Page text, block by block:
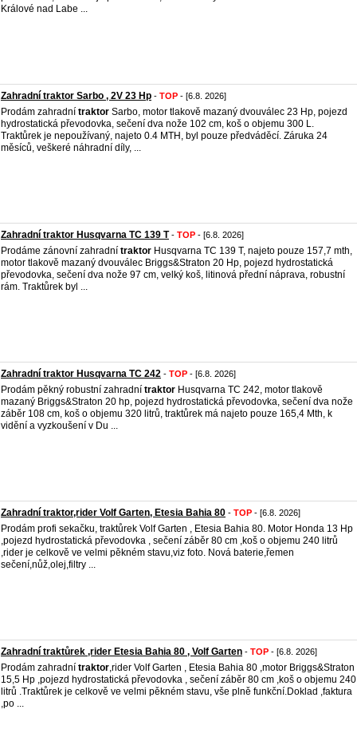
Králové nad Labe ...
Zahradní traktor Sarbo , 2V 23 Hp - TOP - [6.8. 2026]
Prodám zahradní traktor Sarbo, motor tlakově mazaný dvouválec 23 Hp, pojezd
hydrostatická převodovka, sečení dva nože 102 cm, koš o objemu 300 L.
Traktůrek je nepoužívaný, najeto 0.4 MTH, byl pouze předváděcí. Záruka 24
měsíců, veškeré náhradní díly, ...
Zahradní traktor Husqvarna TC 139 T- TOP - [6.8. 2026]
Prodáme zánovní zahradní traktor Husqvarna TC 139 T, najeto pouze 157,7 mth,
motor tlakově mazaný dvouválec Briggs&Straton 20 Hp, pojezd hydrostatická
převodovka, sečení dva nože 97 cm, velký koš, litinová přední náprava, robustní
rám. Traktůrek byl ...
Zahradní traktor Husqvarna TC 242 - TOP - [6.8. 2026]
Prodám pěkný robustní zahradní traktor Husqvarna TC 242, motor tlakově
mazaný Briggs&Straton 20 hp, pojezd hydrostatická převodovka, sečení dva nože
záběr 108 cm, koš o objemu 320 litrů, traktůrek má najeto pouze 165,4 Mth, k
vidění a vyzkoušení v Du ...
Zahradní traktor,rider Volf Garten, Etesia Bahia 80 - TOP - [6.8. 2026]
Prodám profi sekačku, traktůrek Volf Garten , Etesia Bahia 80. Motor Honda 13 Hp
,pojezd hydrostatická převodovka , sečení záběr 80 cm ,koš o objemu 240 litrů
,rider je celkově ve velmi pěkném stavu,viz foto. Nová baterie,řemen
sečení,nůž,olej,filtry ...
Zahradní traktůrek ,rider Etesia Bahia 80 , Volf Garten - TOP - [6.8. 2026]
Prodám zahradní traktor,rider Volf Garten , Etesia Bahia 80 ,motor Briggs&Straton
15,5 Hp ,pojezd hydrostatická převodovka , sečení záběr 80 cm ,koš o objemu 240
litrů .Traktůrek je celkově ve velmi pěkném stavu, vše plně funkční.Doklad ,faktura
,po ...